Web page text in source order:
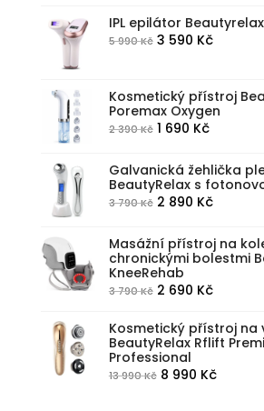
byla:
5
je:
3
IPL epilátor
5 990Kč Původní
5
990 Kč.
3 590 KčAktuální
3
Kosmetický přístroj
Poremax Oxygen
2 390Kč Původní
byla:
2
390 Kč.
1 690 KčAktuální
je:
1
690 Kč.
Galvanická žehlička
BeautyRelax s
3 790Kč Původní
byla:
3
790 Kč.
2 890 KčAktuální
je:
2
890 Kč.
Masážní přístroj na
chronickými bolestmi
KneeRehab
3 790Kč Původní
byla:
3
790 Kč.
2 690 KčAktuální
je:
2
690 Kč.
Kosmetický přístroj na
BeautyRelax Rflift
Professional
13 990Kč Původní
8 990 KčAktuální